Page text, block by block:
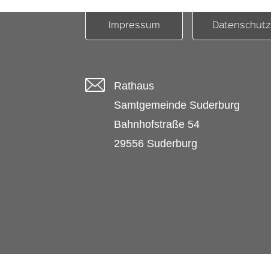
Impressum Datenschutz
Rathaus
Samtgemeinde Suderburg
Bahnhofstraße 54
29556 Suderburg